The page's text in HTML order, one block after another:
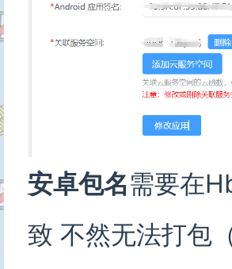
安卓包名需要在
致 不然无法打包